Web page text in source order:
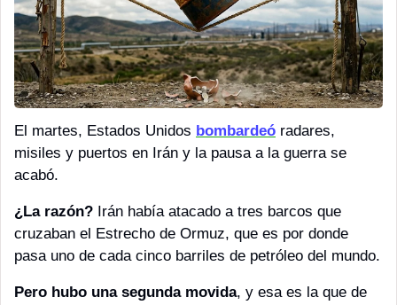
El martes, Estados Unidos bombardeó radares,
misiles y puertos en Irán y la pausa a la guerra se
acabó.
¿La razón? Irán había atacado a tres barcos que
cruzaban el Estrecho de Ormuz, que es por donde
pasa uno de cada cinco barriles de petróleo del mundo.
Pero hubo una segunda movida, y esa es la que de